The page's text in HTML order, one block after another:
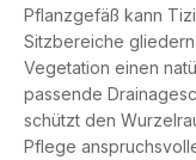
Pflanzgefäß kann
Sitzbereiche
Vegetation einen
passende
schützt den
Pflege